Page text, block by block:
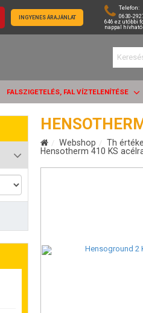
INGYENES ÁRAJÁNLAT
Telefon:
0630-
646 ez utóbbi
nappal hívható
FALSZIGETELÉS, FAL VÍZTELENÍTÉSE
Webshop Th
Hensotherm 410 KS